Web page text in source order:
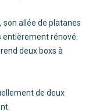
son allée de platanes
rénové.
deux boxs à
de deux